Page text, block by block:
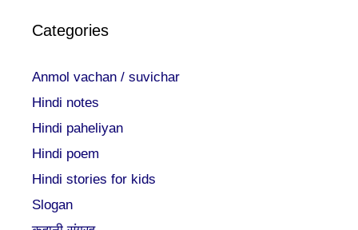
Categories
Anmol vachan / suvichar
Hindi notes
Hindi paheliyan
Hindi poem
Hindi stories for kids
Slogan